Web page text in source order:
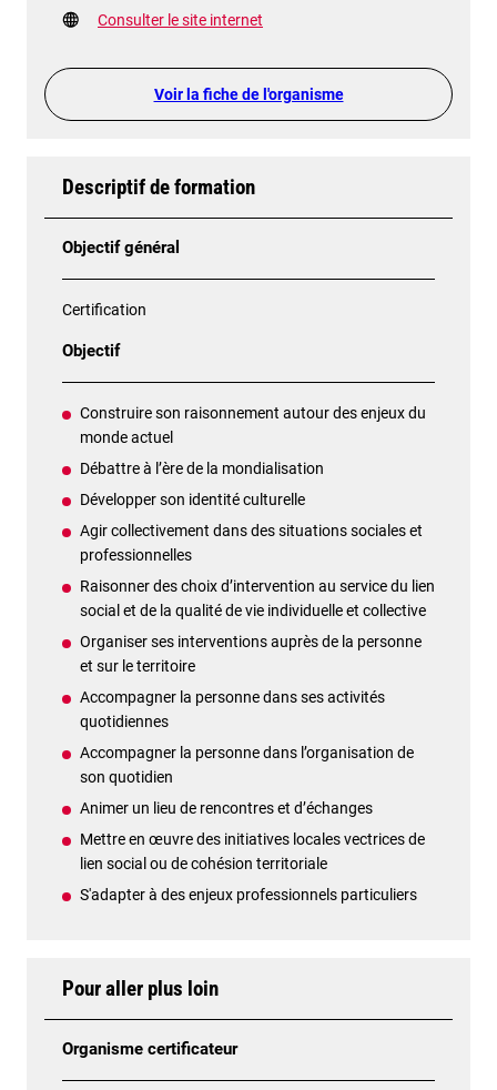
Consulter le site internet
Voir la fiche de l'organisme
Descriptif de formation
Objectif général
Certification
Objectif
Construire son raisonnement autour des enjeux du
monde actuel
Débattre à l’ère de la mondialisation
Développer son identité culturelle
Agir collectivement dans des situations sociales et
professionnelles
Raisonner des choix d’intervention au service du lien
social et de la qualité de vie individuelle et collective
Organiser ses interventions auprès de la personne
et sur le territoire
Accompagner la personne dans ses activités
quotidiennes
Accompagner la personne dans l’organisation de
son quotidien
Animer un lieu de rencontres et d’échanges
Mettre en œuvre des initiatives locales vectrices de
lien social ou de cohésion territoriale
S'adapter à des enjeux professionnels particuliers
Pour aller plus loin
Organisme certificateur